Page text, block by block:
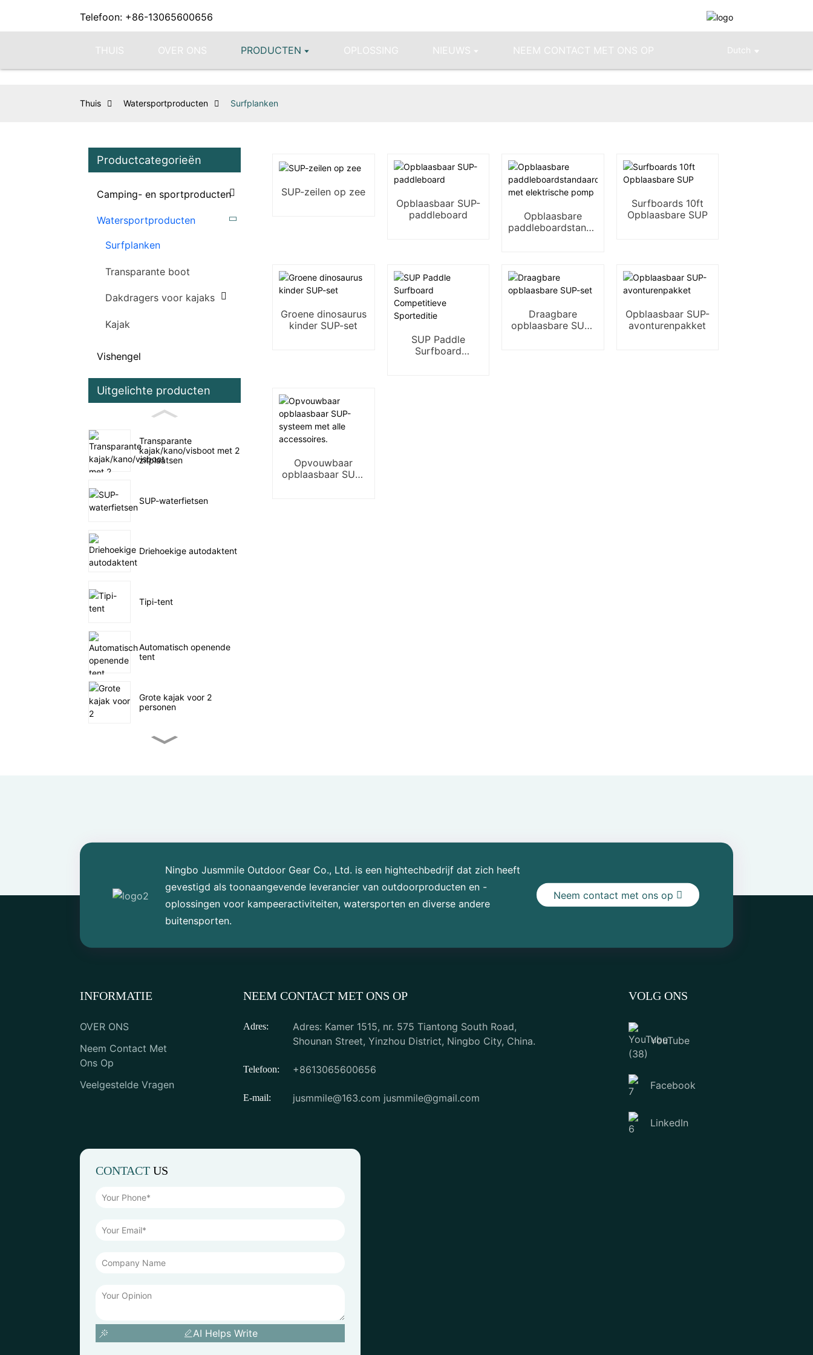
Telefoon: +86-13065600656
THUIS OVER ONS PRODUCTEN OPLOSSING NIEUWS NEEM CONTACT MET ONS OP Dutch
Thuis Watersportproducten Surfplanken
Productcategorieën
Camping- en sportproducten
Watersportproducten
Surfplanken
Transparante boot
Dakdragers voor kajaks
Kajak
Vishengel
Uitgelichte producten
Transparante
kajak/kano/visboot met 2
zitplaatsen
SUP-waterfietsen
Driehoekige autodaktent
Tipi-tent
Automatisch openende
tent
Grote kajak voor 2
personen
Buitenwagen
Tandem recreatieve
SUP-zeilen op zee
Opblaasbaar SUP-
paddleboard
Opblaasbare
paddleboardstandaard
Surfboards 10ft
Opblaasbare SUP
Groene dinosaurus
kinder SUP-set
SUP Paddle
Surfboard
Draagbare
opblaasbare SUP-
Opblaasbaar SUP-
avonturenpakket
Opvouwbaar
opblaasbaar SUP-
Ningbo Jusmmile Outdoor Gear Co., Ltd. is een hightechbedrijf dat zich heeft
gevestigd als toonaangevende leverancier van outdoorproducten en -
oplossingen voor kampeeractiviteiten, watersporten en diverse andere
buitensporten.
Neem contact met ons op
INFORMATIE
OVER ONS
Neem Contact Met
Ons Op
Veelgestelde Vragen
NEEM CONTACT MET ONS OP
Adres:
Adres: Kamer 1515, nr. 575 Tiantong South Road,
Shounan Street, Yinzhou District, Ningbo City, China.
Telefoon: +8613065600656
E-mail: jusmmile@163.com jusmmile@gmail.com
VOLG ONS
YouTube
Facebook
LinkedIn
CONTACT US
AI Helps Write